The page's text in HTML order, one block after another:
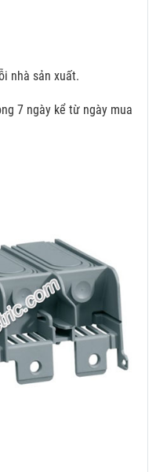
nhà sản xuất.
7 ngày kể từ ngày mua